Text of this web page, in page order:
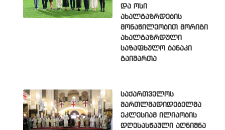
და ოსი
ახალგაზრდების
მონაწილეობით მორიგი
ახალგაზრდული
საზაფხულო ბანაკი
გაიმართა
საქართველოს
მართლმადიდებელმა
ეკლესიამ ილიაობის
დღესასწაული აღნიშნა